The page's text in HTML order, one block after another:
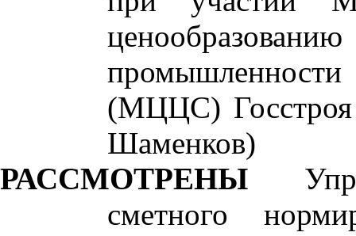
(МЦЦС)
Шаменков)
РАССМОТРЕНЫ
сметного